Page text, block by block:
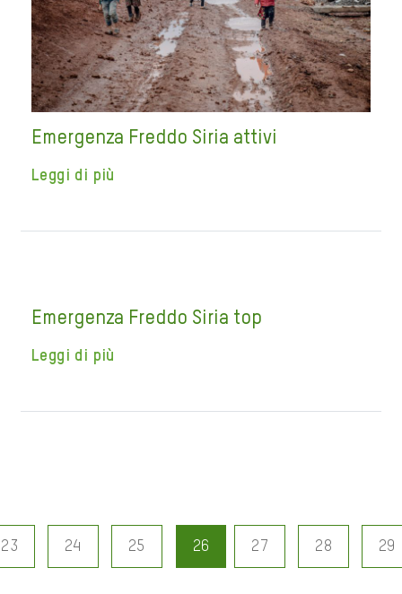
Emergenza Freddo Siria attivi
Leggi di più
Emergenza Freddo Siria top
Leggi di più
23 24 25 26 27 28 29